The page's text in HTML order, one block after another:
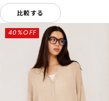
比較する
40%OFF